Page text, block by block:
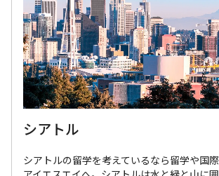
シアトル
シアトルの留学を考えているなら留学や国